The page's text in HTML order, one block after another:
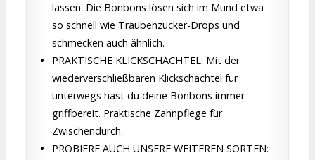
lassen. Die Bonbons lösen sich im Mund etwa
so schnell wie Traubenzucker-Drops und
schmecken auch ähnlich.
PRAKTISCHE KLICKSCHACHTEL: Mit der
wiederverschließbaren Klickschachtel für
unterwegs hast du deine Bonbons immer
griffbereit. Praktische Zahnpflege für
Zwischendurch.
PROBIERE AUCH UNSERE WEITEREN SORTEN: